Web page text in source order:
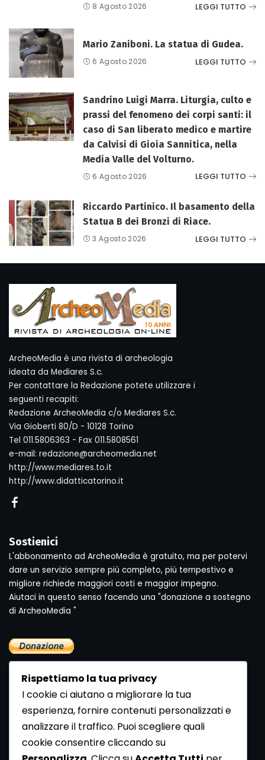
8 Agosto 2026 LEGGI TUTTO
Mario Zaniboni. La statua di Gudea.
6 Agosto 2026 LEGGI TUTTO
Sandrino Luigi Marra. Liturgia, culto e
prassi del fenomeno dei corpi santi: il
caso di San liberato medico e martire
da Calvisi di Gioia Sannitica, nella
Media Valle del Volturno.
6 Agosto 2026 LEGGI TUTTO
Riccardo Partinico. Il basamento della
Statua B dei Bronzi di Riace.
3 Agosto 2026 LEGGI TUTTO
ArcheoMedia è una rivista di archeologia
ideata da Mediares S.c.
Per contattare la Redazione potete utilizzare i
seguenti recapiti:
Redazione ArcheoMedia c/o Mediares S.c.
Via Gioberti 80/D - 10128 Torino
Tel 011.5806363 - Fax 011.5808561
e-mail: redazione@archeomedia.net
http://www.mediares.to.it
http://www.didatticatorino.it
Sostienici
L'abbonamento ad ArcheoMedia è gratuito, ma per potervi
dare un servizio sempre più completo, più tempestivo e
migliore richiede maggiori costi e maggior impegno.
Aiutaci in questo senso facendo una "donazione a sostegno
di ArcheoMedia "
Newsletter
Se vuoi ricevere la Rivista gratuita di archeologia realizzata
Rispettiamo la tua privacy
I cookie ci aiutano a migliorare la tua
esperienza, fornire contenuti personalizzati e
analizzare il traffico. Puoi scegliere quali
cookie consentire cliccando su